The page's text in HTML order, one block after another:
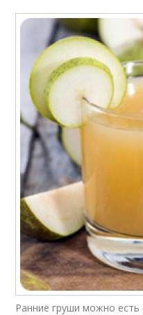
Ранние груши можно есть